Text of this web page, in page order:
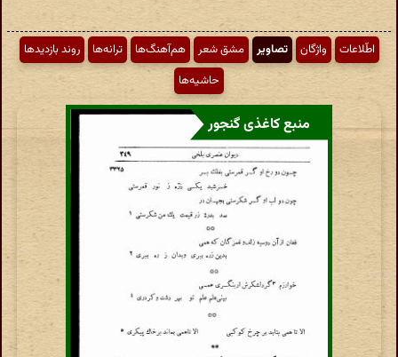
اطّلاعات واژگان تصاویر مشق شعر هم‌آهنگ‌ها ترانه‌ها
روند بازدیدها
حاشیه‌ها
منبع کاغذی گنجور